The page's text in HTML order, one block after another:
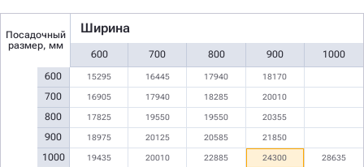
Посадочный
размер, мм
Ширина
600 700 800 900 1000
600
700
800
900
1000
15295 16445 17940 18170
16905 17940 18285 20010
17825 19550 19550 20355
18975 20125 20585 21850
19435 20010 22885 24300 28635